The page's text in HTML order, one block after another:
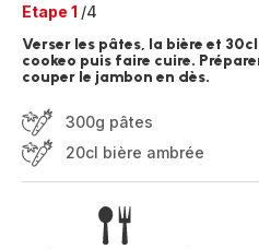
Etape 1 /4
Verser les pâtes, la bière et
cookeo puis faire cuire.
couper le jambon en dès.
300g pâtes
20cl bière ambrée